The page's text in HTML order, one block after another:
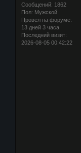
Сообщений: 1862
Пол: Мужской
Провел на форуме:
13 дней 3 часа
Последний визит:
2026-08-05 00:42:22